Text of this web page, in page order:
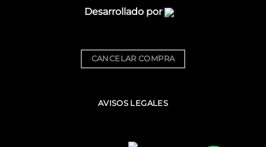
Desarrollado por
CANCELAR COMPRA
AVISOS LEGALES